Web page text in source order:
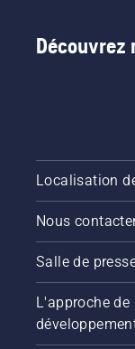
Découvrez
Localisation
Nous
Salle de
L'approche